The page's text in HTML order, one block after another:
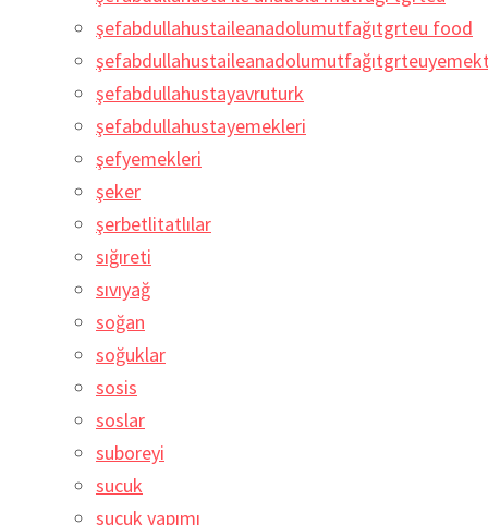
şefabdullahustaileanadolumutfağıtgrteu food
şefabdullahustayavruturk
şefabdullahustayemekleri
şefyemekleri
şeker
şerbetlitatlılar
sığıreti
sıvıyağ
soğan
soğuklar
sosis
soslar
suboreyi
sucuk
sucuk yapımı